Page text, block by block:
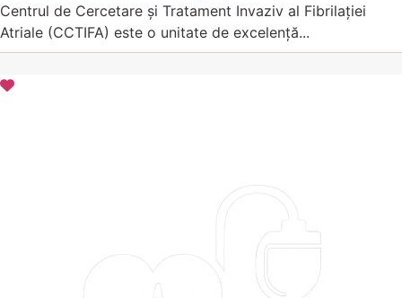
Centrul de Cercetare și Tratament Invaziv al Fibrilației
Atriale (CCTIFA) este o unitate de excelență...